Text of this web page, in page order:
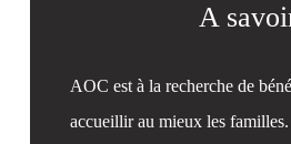
A
AOC est à la recherche de
accueillir au mieux les